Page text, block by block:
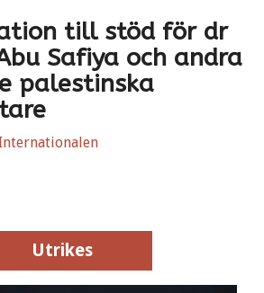
till stöd för dr
Safiya och andra
palestinska
Utrikes